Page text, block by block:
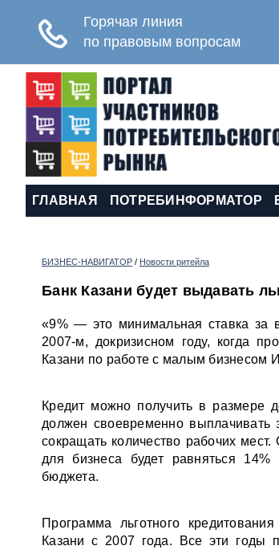
ГЛАВНАЯ ПОТРЕБИНФОРМАТОР
БИЗНЕС-НАВИГАТОР / Новости ритейла
Банк Казани будет выдавать
«9% — это минимальная ставка за
2007-м, докризисном году, когда
Казани по работе с малым бизнесом
Кредит можно получить в размере
должен своевременно выплачивать
сокращать количество рабочих
для бизнеса будет равняться 14%
бюджета.
Программа льготного
Казани с 2007 года. Все эти годы